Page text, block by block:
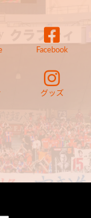
Facebook
グッズ